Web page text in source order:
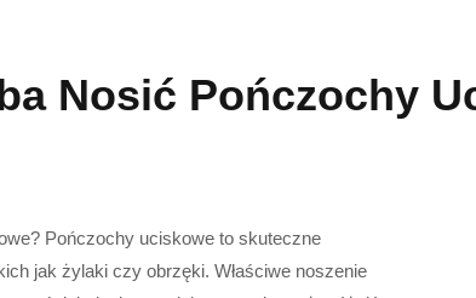
Nosić Pończochy
Pończochy uciskowe to skuteczne
jak żylaki czy obrzęki. Właściwe noszenie